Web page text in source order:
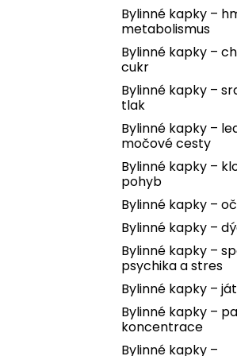
Bylinné kapky –
metabolismus
Bylinné kapky –
cukr
Bylinné kapky –
tlak
Bylinné kapky –
močové cesty
Bylinné kapky –
pohyb
Bylinné kapky –
Bylinné kapky –
Bylinné kapky –
psychika a stres
Bylinné kapky –
Bylinné kapky –
koncentrace
Bylinné kapky –